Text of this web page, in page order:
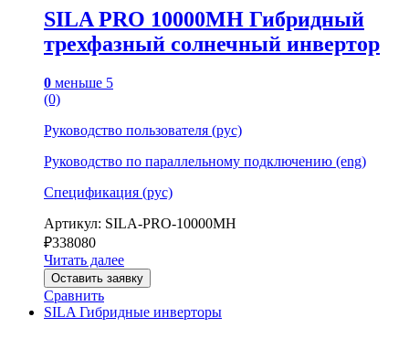
SILA PRO 10000MH Гибридный
трехфазный солнечный инвертор
0 меньше 5
(0)
Руководство пользователя (рус)
Руководство по параллельному подключению (eng)
Спецификация (рус)
Артикул: SILA-PRO-10000MH
₽338080
Читать далее
Оставить заявку
Сравнить
SILA Гибридные инверторы